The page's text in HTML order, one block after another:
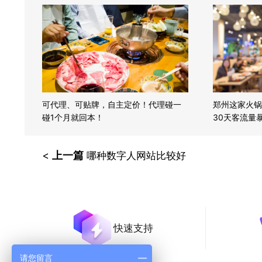
可代理、可贴牌，自主定价！代理碰一
碰1个月就回本！
郑州这家火
30天客流量
< 上一篇 哪种数字人网站比较好
快速支持
请您留言